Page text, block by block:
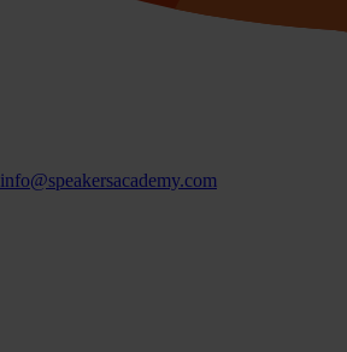
info@speakersacademy.com